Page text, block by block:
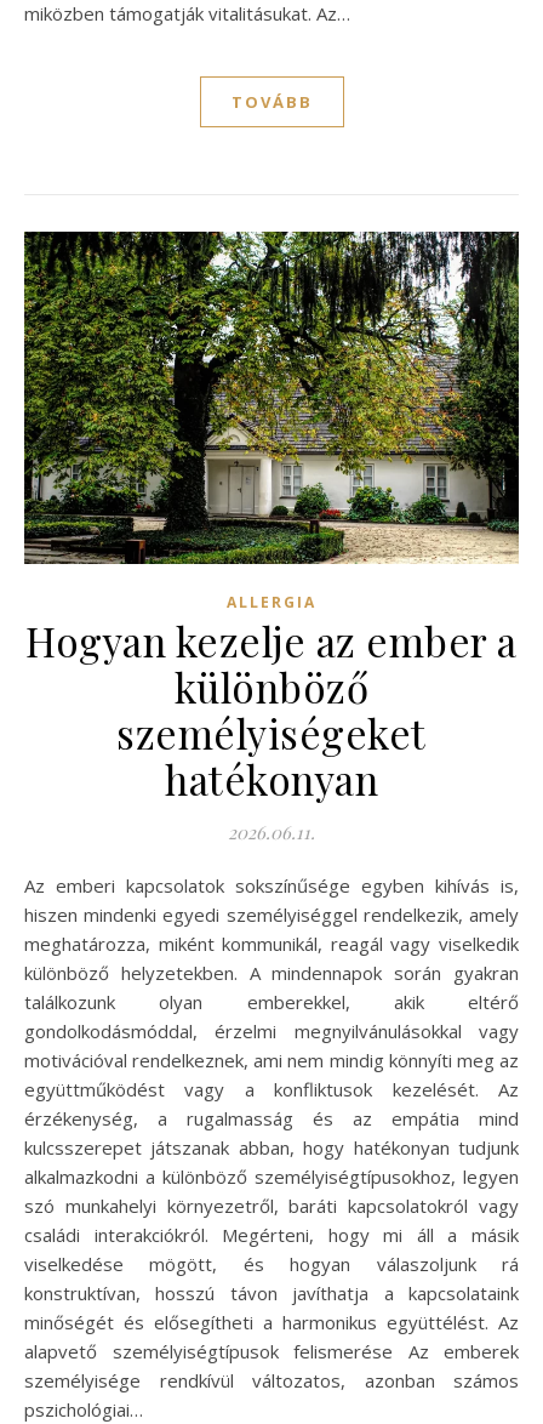
miközben támogatják vitalitásukat. Az…
TOVÁBB
ALLERGIA
Hogyan kezelje az ember a
különböző
személyiségeket
hatékonyan
2026.06.11.
Az emberi kapcsolatok sokszínűsége egyben kihívás is,
hiszen mindenki egyedi személyiséggel rendelkezik, amely
meghatározza, miként kommunikál, reagál vagy viselkedik
különböző helyzetekben. A mindennapok során gyakran
találkozunk olyan emberekkel, akik eltérő
gondolkodásmóddal, érzelmi megnyilvánulásokkal vagy
motivációval rendelkeznek, ami nem mindig könnyíti meg az
együttműködést vagy a konfliktusok kezelését. Az
érzékenység, a rugalmasság és az empátia mind
kulcsszerepet játszanak abban, hogy hatékonyan tudjunk
alkalmazkodni a különböző személyiségtípusokhoz, legyen
szó munkahelyi környezetről, baráti kapcsolatokról vagy
családi interakciókról. Megérteni, hogy mi áll a másik
viselkedése mögött, és hogyan válaszoljunk rá
konstruktívan, hosszú távon javíthatja a kapcsolataink
minőségét és elősegítheti a harmonikus együttélést. Az
alapvető személyiségtípusok felismerése Az emberek
személyisége rendkívül változatos, azonban számos
pszichológiai…